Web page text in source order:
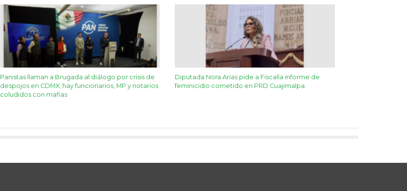
Panistas llaman a Brugada al diálogo por crisis de
despojos en CDMX; hay funcionarios, MP y notarios
coludidos con mafias
Diputada Nora Arias pide a Fiscalía informe de
feminicidio cometido en PRD Cuajimalpa